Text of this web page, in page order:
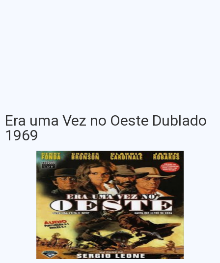
Era uma Vez no Oeste Dublado
1969